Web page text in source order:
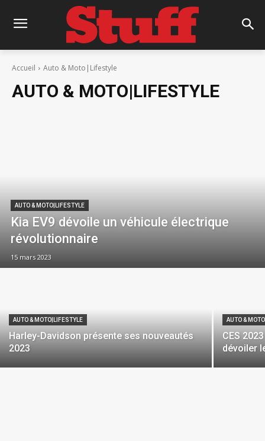
Accueil Auto & Moto|Lifestyle
AUTO & MOTO|LIFESTYLE
AUTO & MOTO|LIFESTYLE
Kia EV9 dévoile un véhicule électrique
révolutionnaire
15 mars 2023
AUTO & MOTO|LIFESTYLE
Harley-Davidson présente ses nouveautés
2023
AUTO &
CES
dévoiler